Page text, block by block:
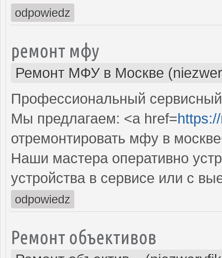
odpowiedz
ремонт мфу
Ремонт МФУ в Москве
Профессиональный
Мы предлагаем: <a href=
отремонтировать мфу в
Наши мастера оперативно
устройства в сервисе или с
odpowiedz
Ремонт объективов